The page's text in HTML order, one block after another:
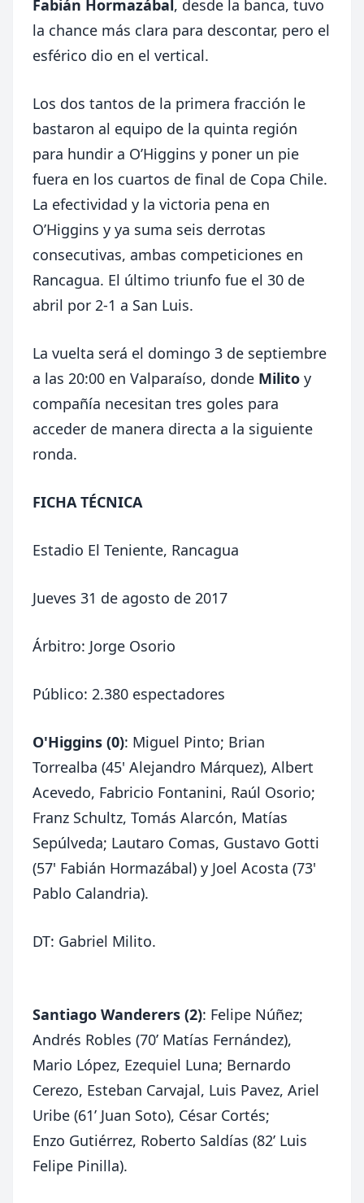
Fabián Hormazábal , desde la banca, tuvo
la chance más clara para descontar, pero el
esférico dio en el vertical.
Los dos tantos de la primera fracción le
bastaron al equipo de la quinta región
para hundir a O’Higgins y poner un pie
fuera en los cuartos de final de Copa Chile.
La efectividad y la victoria pena en
O’Higgins y ya suma seis derrotas
consecutivas, ambas competiciones en
Rancagua. El último triunfo fue el 30 de
abril por 2-1 a San Luis.
La vuelta será el domingo 3 de septiembre
a las 20:00 en Valparaíso, donde Milito y
compañía necesitan tres goles para
acceder de manera directa a la siguiente
ronda.
FICHA TÉCNICA
Estadio El Teniente, Rancagua
Jueves 31 de agosto de 2017
Árbitro: Jorge Osorio
Público: 2.380 espectadores
O'Higgins (0): Miguel Pinto; Brian
Torrealba (45' Alejandro Márquez), Albert
Acevedo, Fabricio Fontanini, Raúl Osorio;
Franz Schultz, Tomás Alarcón, Matías
Sepúlveda; Lautaro Comas, Gustavo Gotti
(57' Fabián Hormazábal) y Joel Acosta (73'
Pablo Calandria).
DT: Gabriel Milito.
Santiago Wanderers (2): Felipe Núñez;
Andrés Robles (70’ Matías Fernández),
Mario López, Ezequiel Luna; Bernardo
Cerezo, Esteban Carvajal, Luis Pavez, Ariel
Uribe (61’ Juan Soto), César Cortés;
Enzo Gutiérrez, Roberto Saldías (82’ Luis
Felipe Pinilla).